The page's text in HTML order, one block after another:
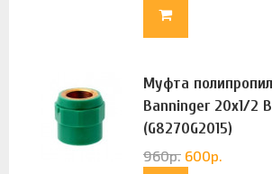
Муфта
Banninger 20х1/2
(G8270G2015)
960р. 600р.